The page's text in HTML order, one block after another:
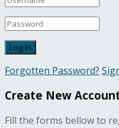
Forgotten Password?
Create New
Fill the forms bellow to